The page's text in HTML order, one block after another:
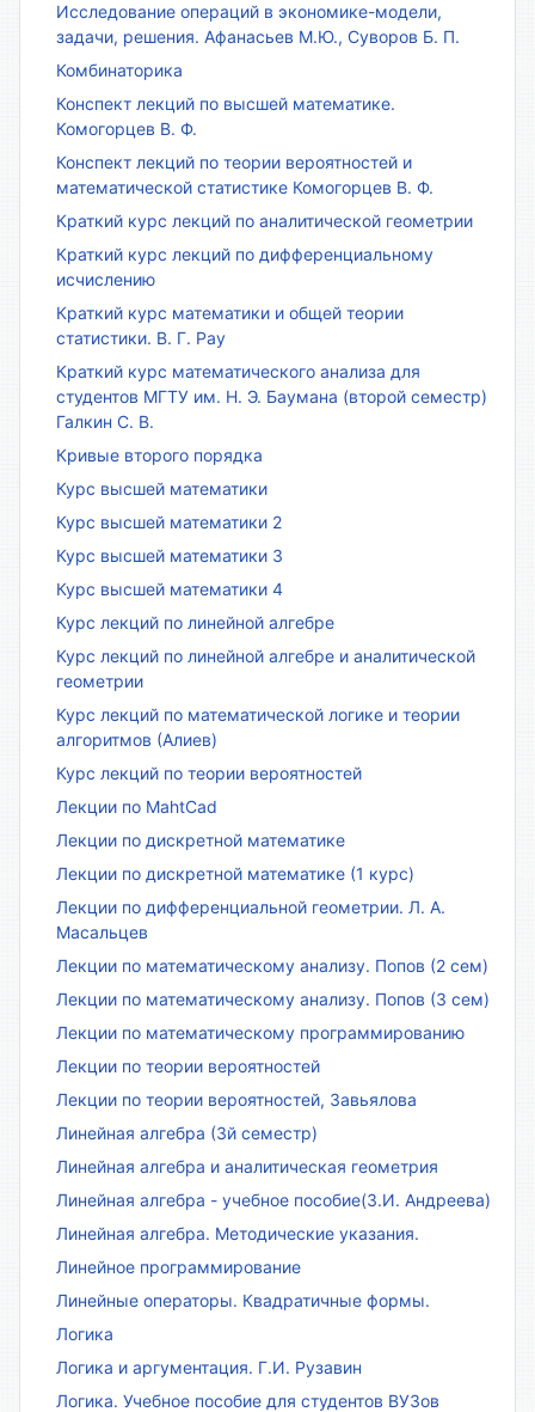
Исследование операций в экономике-модели,
задачи, решения. Афанасьев М.Ю., Суворов Б. П.
Комбинаторика
Конспект лекций по высшей математике.
Комогорцев В. Ф.
Конспект лекций по теории вероятностей и
математической статистике Комогорцев В. Ф.
Краткий курс лекций по аналитической геометрии
Краткий курс лекций по дифференциальному
исчислению
Краткий курс математики и общей теории
статистики. В. Г. Рау
Краткий курс математического анализа для
студентов МГТУ им. Н. Э. Баумана (второй семестр)
Галкин С. В.
Кривые второго порядка
Курс высшей математики
Курс высшей математики 2
Курс высшей математики 3
Курс высшей математики 4
Курс лекций по линейной алгебре
Курс лекций по линейной алгебре и аналитической
геометрии
Курс лекций по математической логике и теории
алгоритмов (Алиев)
Курс лекций по теории вероятностей
Лекции по MahtCad
Лекции по дискретной математике
Лекции по дискретной математике (1 курс)
Лекции по дифференциальной геометрии. Л. А.
Масальцев
Лекции по математическому анализу. Попов (2 сем)
Лекции по математическому анализу. Попов (3 сем)
Лекции по математическому программированию
Лекции по теории вероятностей
Лекции по теории вероятностей, Завьялова
Линейная алгебра (3й семестр)
Линейная алгебра и аналитическая геометрия
Линейная алгебра - учебное пособие(З.И. Андреева)
Линейная алгебра. Методические указания.
Линейное программирование
Линейные операторы. Квадратичные формы.
Логика
Логика и аргументация. Г.И. Рузавин
Логика. Учебное пособие для студентов ВУЗов